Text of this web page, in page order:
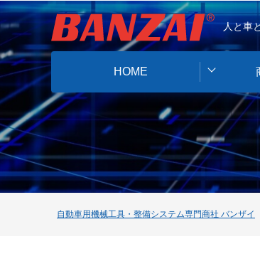
人と車
HOME
自動車用機械工具・整備システム専門商社 バンザイ